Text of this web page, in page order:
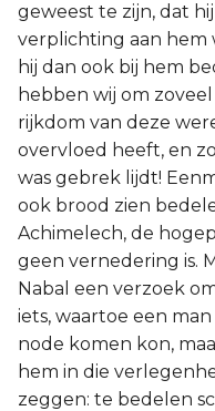
geweest te zijn, dat
verplichting aan hem
hij dan ook bij hem
hebben wij om
rijkdom van deze
overvloed heeft, en
was gebrek lijdt!
ook brood zien
Achimelech, de
geen vernedering is.
Nabal een verzoek
iets, waartoe een
node komen kon,
hem in die
zeggen: te bedelen